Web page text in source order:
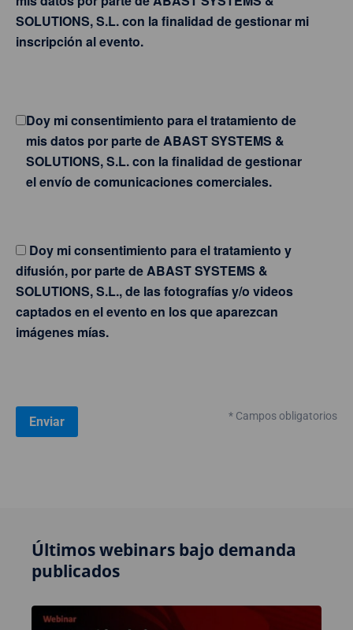
SOLUTIONS, S.L. con la finalidad de gestionar mi
inscripción al evento.
Doy mi consentimiento para el tratamiento de
mis datos por parte de ABAST SYSTEMS &
SOLUTIONS, S.L. con la finalidad de gestionar
el envío de comunicaciones comerciales.
Doy mi consentimiento para el tratamiento y
difusión, por parte de ABAST SYSTEMS &
SOLUTIONS, S.L., de las fotografías y/o videos
captados en el evento en los que aparezcan
imágenes mías.
* Campos obligatorios
Últimos webinars bajo demanda
publicados